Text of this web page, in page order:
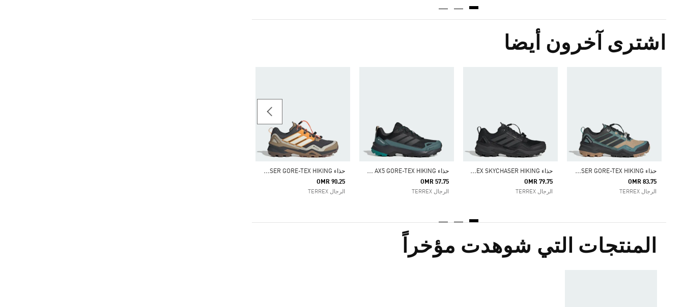
اشترى آخرون أيضا
ح
ذاء TERREX SKYCHASER GORE-TEX HIKING
OMR 83.75
الرجال TERREX
ح
ذاء TERREX SKYCHASER HIKING
OMR 79.75
الرجال TERREX
ح
ذاء TERREX SKYCHASER AX5 GORE-TEX HIKING
OMR 57.75
الرجال TERREX
ح
ذاء TERREX SKYCHASER GORE-TEX HIKING
OMR 90.25
الرجال TERREX
المنتجات التي شوهدت مؤخراً